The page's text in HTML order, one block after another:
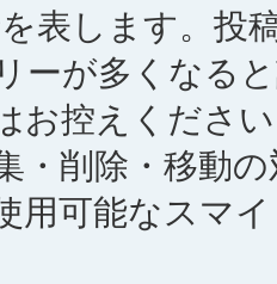
表します。投
ーが多くなる
お控えくださ
・削除・移動
用可能なスマ